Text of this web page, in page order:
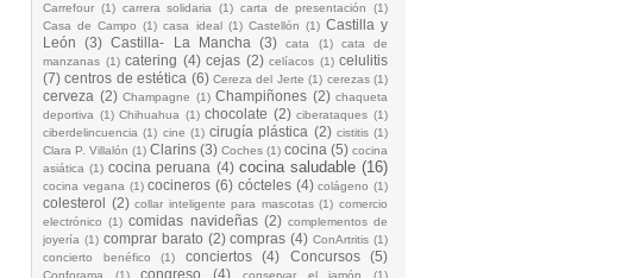
Carrefour (1) carrera solidaria (1) carta de presentación
(1)
Casa de Campo (1) casa ideal (1) Castellón (1) Castilla y
León
(3) Castilla- La Mancha (3) cata (1)
cata de
manzanas (1) catering (4) cejas (2) celíacos (1) celulitis
(7) centros de estética (6) Cereza del Jerte (1) cerezas (1)
cerveza (2) Champagne (1) Champiñones (2) chaqueta
deportiva (1) Chihuahua (1) chocolate (2) ciberataques (1)
ciberdelincuencia (1) cine (1) cirugía plástica (2) cistitis (1)
Clara P. Villalón (1) Clarins (3) Coches (1) cocina (5) cocina
asiática (1) cocina peruana (4) cocina saludable (16)
cocina vegana (1) cocineros (6) cócteles (4) colágeno (1)
colesterol (2) collar inteligente para mascotas (1) comercio
electrónico (1) comidas navideñas (2) complementos de
joyería (1) comprar barato (2) compras (4) ConArtritis (1)
concierto benéfico
(1) conciertos (4) Concursos (5)
Conforama (1) congreso (4) conservar el jamón (1)